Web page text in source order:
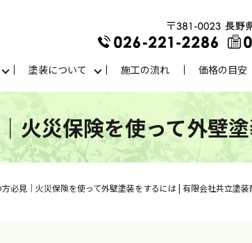
塗装について 施工の流れ 価格の目安
火災保険を使って外壁
必見｜火災保険を使って外壁塗装をするには | 有限会社共立塗装